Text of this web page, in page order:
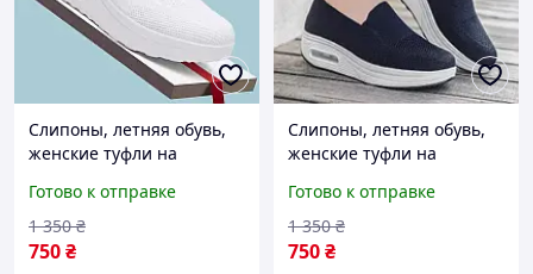
Слипоны, летняя обувь,
женские туфли на
мокасины размер 37,
белые Код 68-1002
Готово к отправке
750₴
1 350 ₴
Слипоны, летняя обувь,
женские туфли на
мокасины размер 38,
черные Код 68-1033
Готово к отправке
750₴
1 350 ₴